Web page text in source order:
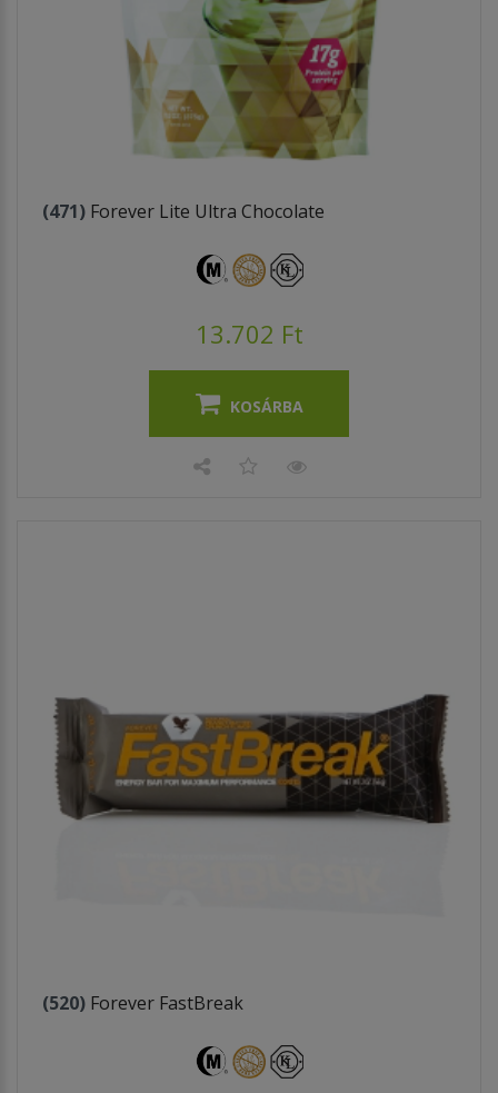
(471) Forever Lite Ultra Chocolate
13.702 Ft
KOSÁRBA
(520) Forever FastBreak